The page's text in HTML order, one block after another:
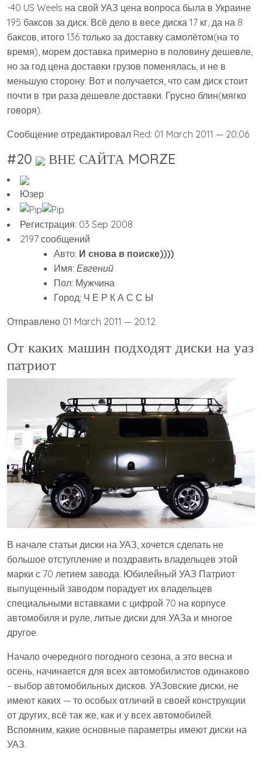
-40 US Weels на свой УАЗ цена вопроса была в Украине
195 баксов за диск. Всё дело в весе диска 17 кг, да на 8
баксов, итого 136 только за доставку самолётом(на то
время), морем доставка примерно в половину дешевле,
но за год цена доставки грузов поменялась, и не в
меньшую сторону. Вот и получается, что сам диск стоит
почти в три раза дешевле доставки. Грусно блин(мягко
говоря).
Сообщение отредактировал Red: 01 March 2011 — 20:06
#20 ВНЕ САЙТА MORZE
Юзер
Регистрация: 03 Sep 2008
2197 сообщений
Авто: И снова в поиске))))
Имя: Евгений
Пол: Мужчина
Город: Ч Е Р К А С С Ы
Отправлено 01 March 2011 — 20:12
От каких машин подходят диски на уаз
патриот
В начале статьи диски на УАЗ, хочется сделать не
большое отступление и поздравить владельцев этой
марки с 70 летием завода. Юбилейный УАЗ Патриот
выпущенный заводом порадует их владельцев
специальными вставками с цифрой 70 на корпусе
автомобиля и руле, литые диски для УАЗа и многое
другое.
Начало очередного погодного сезона, а это весна и
осень, начинается для всех автомобилистов одинаково
– выбор автомобильных дисков. УАЗовские диски, не
имеют каких — то особых отличий в своей конструкции
от других, всё так же, как и у всех автомобилей.
Вспомним, какие основные параметры имеют диски на
УАЗ.